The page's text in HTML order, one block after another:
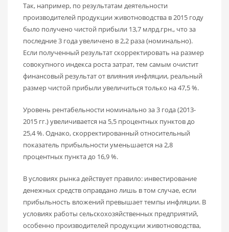
Так, например, по результатам деятельности
производителей продукции животноводства в 2015 году
было получено чистой прибыли 13,7 млрд.грн., что за
последние 3 года увеличено в 2,2 раза (номинально).
Если полученный результат скорректировать на размер
совокупного индекса роста затрат, тем самым очистит
финансовый результат от влияния инфляции, реальный
размер чистой прибыли увеличиться только на 47,5 %.
Уровень рентабельности номинально за 3 года (2013-
2015 гг.) увеличивается на 5,5 процентных пунктов до
25,4 %. Однако, скорректированный относительный
показатель прибыльности уменьшается на 2,8
процентных пункта до 16,9 %.
В условиях рынка действует правило: инвестирование
денежных средств оправдано лишь в том случае, если
прибыльность вложений превышает темпы инфляции. В
условиях работы сельскохозяйственных предприятий,
особенно производителей продукции животноводства,